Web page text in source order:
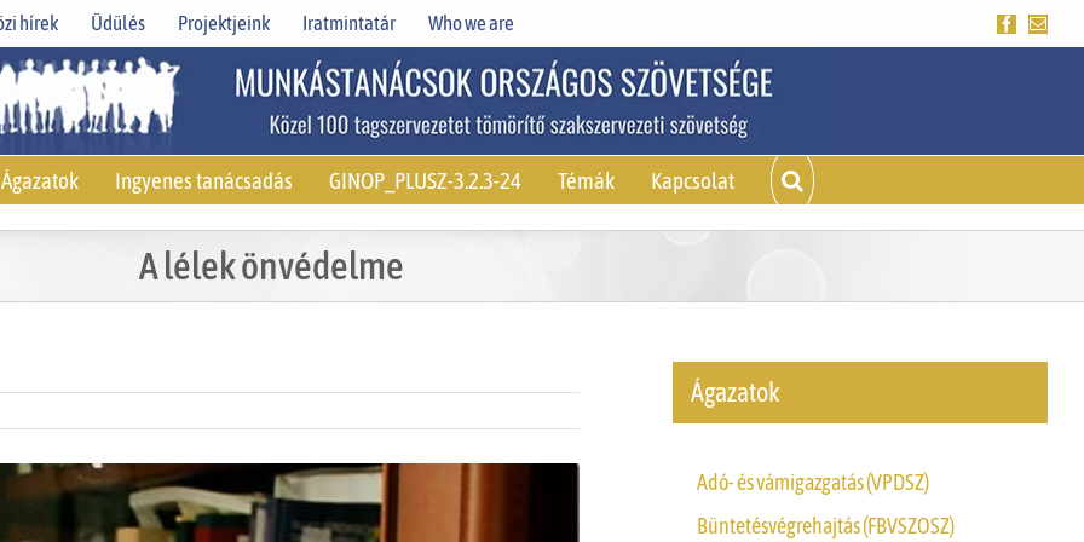
hírek Üdülés Projektjeink Iratmintatár Who we are Facebook
Ágazatok Ingyenes tanácsadás GINOP_PLUSZ-3.2.3-24 Témák Kapcsolat
A lélek önvédelme
Ágazatok
Adó- és vámigazgatás (VPDSZ)
Büntetésvégrehajtás (FBVSZOSZ)